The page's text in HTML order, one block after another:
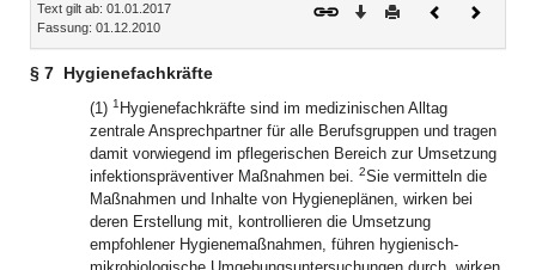
Text gilt ab: 01.01.2017
Fassung: 01.12.2010
Download
DruckenVorheriges
§ 7 Hygienefachkräfte
(1) 1 Hygienefachkräfte sind im medizinischen Alltag
zentrale Ansprechpartner für alle Berufsgruppen und tragen
damit vorwiegend im pflegerischen Bereich zur Umsetzung
infektionspräventiver Maßnahmen bei. 2Sie vermitteln die
Maßnahmen und Inhalte von Hygieneplänen, wirken bei
deren Erstellung mit, kontrollieren die Umsetzung
empfohlener Hygienemaßnahmen, führen hygienisch-